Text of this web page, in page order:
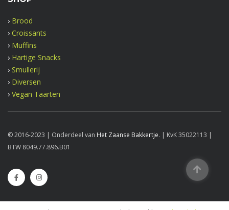
› Brood
› Croissants
› Muffins
› Hartige Snacks
› Smullerij
› Diversen
› Vegan Taarten
© 2016-2023 | Onderdeel van Het Zaanse Bakkertje. | KvK 35022113 |
BTW 8049.77.896.B01